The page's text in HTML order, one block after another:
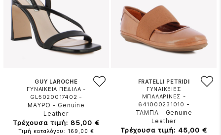
GUY LAROCHE
ΓΥΝΑΙΚΕΙΑ ΠΕΔΙΛΑ -
GL5020017402 -
ΜΑΥΡΟ - Genuine
Leather
Τρέχουσα τιμή: 85,00 €
Τιμή καταλόγου: 169,00 €
FRATELLI PETRIDI
ΓΥΝΑΙΚΕΙΕΣ
ΜΠΑΛΑΡΙΝΕΣ -
641000231010 -
ΤΑΜΠΑ - Genuine
Leather
Τρέχουσα τιμή: 45,00 €